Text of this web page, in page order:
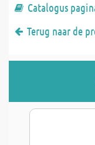
Catalogus
Terug naar de